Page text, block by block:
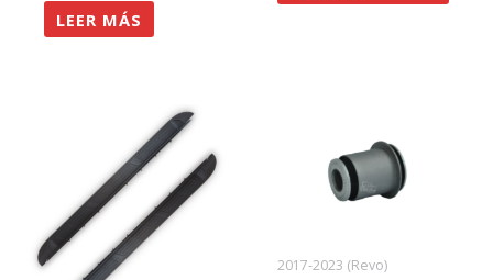
LEER MÁS
2017-2023 (Revo)